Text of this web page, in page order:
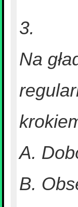
3.
Na
A.
B.